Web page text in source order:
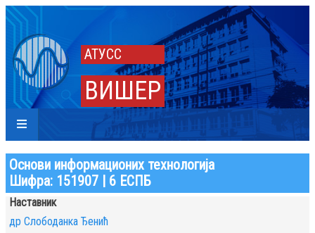
АТУСС
ВИШЕР
Основи информационих технологија
Шифра: 151907 | 6 ЕСПБ
Наставник
др Слободанка Ђенић